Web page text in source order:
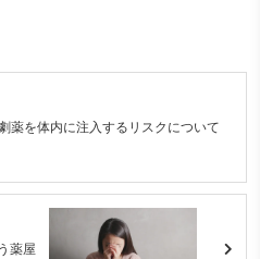
薬を体内に注入するリスクについて
薬屋